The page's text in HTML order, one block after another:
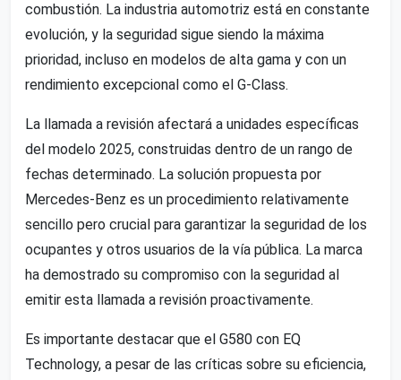
combustión. La industria automotriz está en constante
evolución, y la seguridad sigue siendo la máxima
prioridad, incluso en modelos de alta gama y con un
rendimiento excepcional como el G-Class.
La llamada a revisión afectará a unidades específicas
del modelo 2025, construidas dentro de un rango de
fechas determinado. La solución propuesta por
Mercedes-Benz es un procedimiento relativamente
sencillo pero crucial para garantizar la seguridad de los
ocupantes y otros usuarios de la vía pública. La marca
ha demostrado su compromiso con la seguridad al
emitir esta llamada a revisión proactivamente.
Es importante destacar que el G580 con EQ
Technology, a pesar de las críticas sobre su eficiencia,